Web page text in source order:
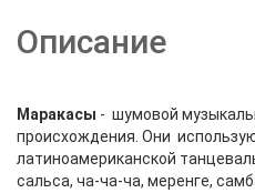
Описание
Маракасы - шумовой
происхождения. Они
латиноамериканской
сальса, ча-ча-ча, меренге,